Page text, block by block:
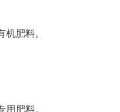
肥料。
肥料。